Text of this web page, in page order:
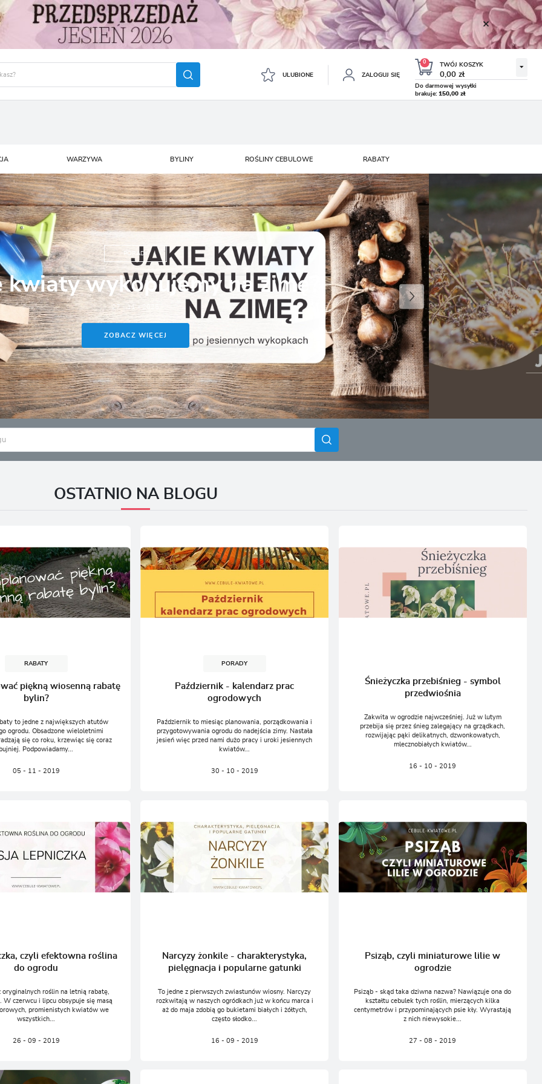
ULUBIONE ZALOGUJ SIĘ
Zapomniałem hasła
SIĘ
podgląd statusu realizacji zamówień
podgląd historii zakupów
brak konieczności wprowadzania swoich danych przy kolejnych zakupach
możliwość otrzymania rabatów i kuponów promocyjnych
REJESTRACJA
0 TWÓJ KOSZYK
0,00 zł
DOUBLE 5 SZT.
8.99 zł -54% 19.43 zł
SZT.
Do darmowej wysyłki
brakuje: 150,00 zł
WARZYWA BYLINY ROŚLINY CEBULOWE RABATY
PORADY
kwiaty wykopujemy na zimę?
27 - 11 - 2025
ZOBACZ WIĘCEJ
OSTATNIO NA BLOGU
RABATY
piękną wiosenną rabatę
bylin?
to jedne z największych atutów
ogrodu. Obsadzone wieloletnimi
się co roku, krzewiąc się coraz
bujniej. Podpowiadamy...
05 - 11 - 2019
PORADY
Październik - kalendarz prac
ogrodowych
Październik to miesiąc planowania, porządkowania i
przygotowywania ogrodu do nadejścia zimy. Nastała
jesień więc przed nami dużo pracy i uroki jesiennych
kwiatów...
30 - 10 - 2019
Śnieżyczka przebiśnieg - symbol
przedwiośnia
Zakwita w ogrodzie najwcześniej. Już w lutym
przebija się przez śnieg zalegający na grządkach,
rozwijając pąki delikatnych, dzwonkowatych,
mlecznobiałych kwiatów...
16 - 10 - 2019
czyli efektowna roślina
do ogrodu
oryginalnych roślin na letnią rabatę,
W czerwcu i lipcu obsypuje się masą
promienistych kwiatów we
wszystkich...
26 - 09 - 2019
Narcyzy żonkile - charakterystyka,
pielęgnacja i popularne gatunki
To jedne z pierwszych zwiastunów wiosny. Narcyzy
rozkwitają w naszych ogródkach już w końcu marca i
aż do maja zdobią go bukietami białych i żółtych,
często słodko...
16 - 09 - 2019
Psiząb, czyli miniaturowe lilie w
ogrodzie
Psiząb - skąd taka dziwna nazwa? Nawiązuje ona do
kształtu cebulek tych roślin, mierzących kilka
centymetrów i przypominających psie kły. Wyrastają
z nich niewysokie...
27 - 08 - 2019